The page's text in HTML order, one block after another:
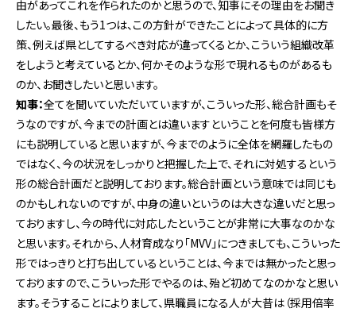
由があってこれを作られたのかと思うので、知事にその理由をお聞き
したい。最後、もう1つは、この方針ができたことによって具体的に方
策、例えば県としてするべき対応が違ってくるとか、こういう組織改革
をしようと考えているとか、何かそのような形で現れるものがあるも
のか、お聞きしたいと思います。
知事：全てを聞いていただいていますが、こういった形、総合計画もそ
うなのですが、今までの計画とは違いますということを何度も皆様方
にも説明していると思いますが、今までのように全体を網羅したもの
ではなく、今の状況をしっかりと把握した上で、それに対処するという
形の総合計画だと説明しております。総合計画という意味では同じも
のかもしれないのですが、中身の違いというのは大きな違いだと思っ
ておりますし、今の時代に対応したということが非常に大事なのかな
と思います。それから、人材育成なり「MVV」につきましても、こういった
形ではっきりと打ち出しているということは、今までは無かったと思っ
ておりますので、こういった形でやるのは、殆ど初めてなのかなと思い
ます。そうすることによりまして、県職員になる人が大昔は（採用倍率